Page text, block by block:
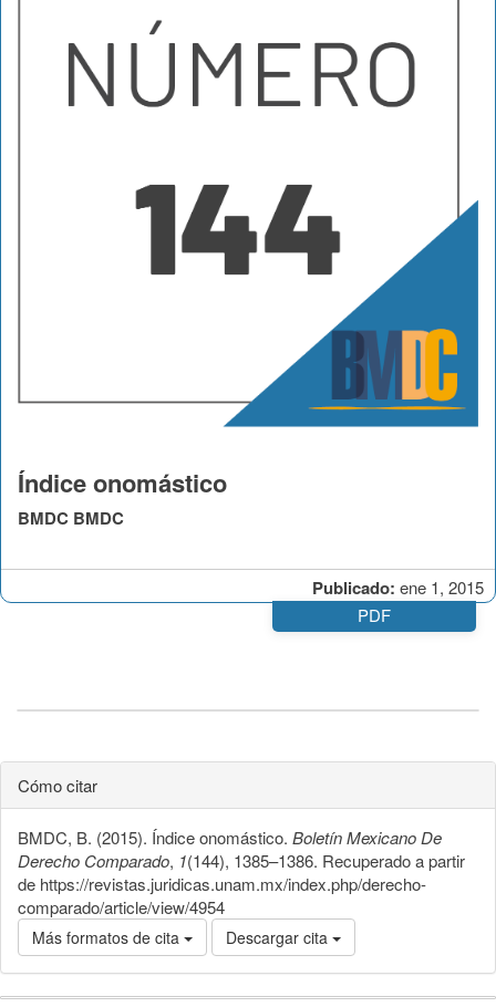
Publicado: ene 1, 2015
Índice onomástico
BMDC BMDC
PDF
Cómo citar
BMDC, B. (2015). Índice onomástico. Boletín Mexicano De
Derecho Comparado, 1(144), 1385–1386. Recuperado a partir
de https://revistas.juridicas.unam.mx/index.php/derecho-
comparado/article/view/4954
Más formatos de cita Descargar cita